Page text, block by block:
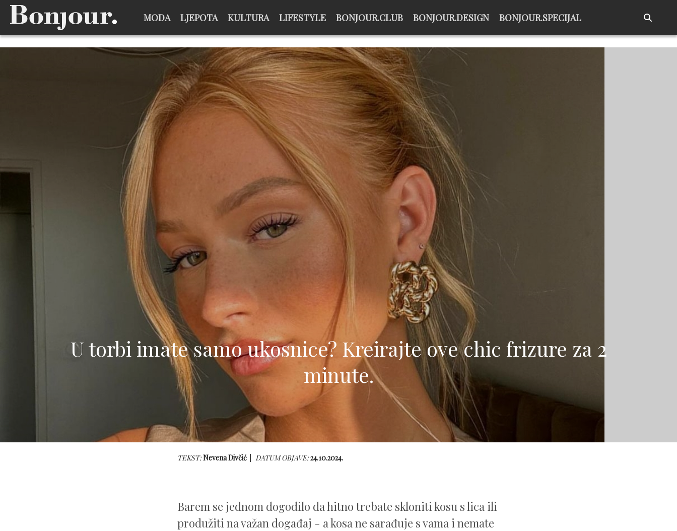
MODA LJEPOTA KULTURA LIFESTYLE BONJOUR.CLUB BONJOUR.DESIGN BONJOUR.SPECIJAL
U torbi imate samo ukosnice? Kreirajte ove chic frizure za 2
minute.
TEKST:Nevena Divčić DATUM OBJAVE:24.10.2024.
Barem se jednom dogodilo da hitno trebate skloniti kosu s lica ili
produžiti na važan događaj - a kosa ne sarađuje s vama i nemate